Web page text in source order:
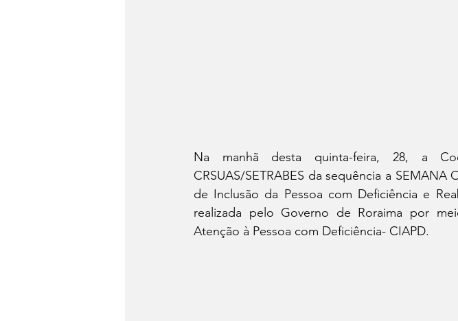
Na manhã desta quinta-feira, 28, a
CRSUAS/SETRABES da sequência a
de Inclusão da Pessoa com Deficiência e
realizada pelo Governo de Roraima por
Atenção à Pessoa com Deficiência- CIAPD.